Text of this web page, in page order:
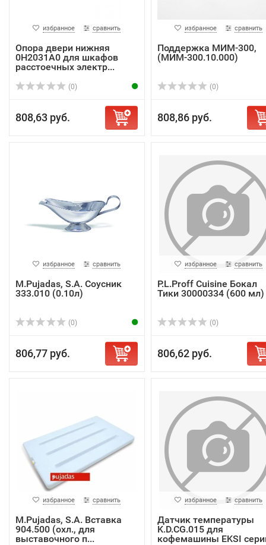
избранное сравнить
Опора двери нижняя
0H2031A0 для шкафов
расстоечных электр...
(0)
808,63 руб.
избранное сравнить
Поддержка МИМ-300,
(МИМ-300.10.000)
(0)
808,86 руб.
избранное сравнить
M.Pujadas, S.A. Соусник
333.010 (0.10л)
(0)
806,77 руб.
избранное сравнить
P.L.Proff Cuisine Бокал
Тики 30000334 (600 мл)
(0)
806,62 руб.
избранное сравнить
M.Pujadas, S.A. Вставка
904.500 (охл., для
выставочного п...
избранное сравнить
Датчик температуры
K.D.CG.015 для
кофемашины EKSI